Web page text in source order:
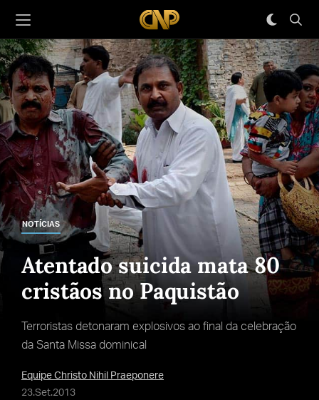
NOTÍCIAS
Atentado suicida mata 80
cristãos no Paquistão
Terroristas detonaram explosivos ao final da celebração
da Santa Missa dominical
Equipe Christo Nihil Praeponere
23.Set.2013